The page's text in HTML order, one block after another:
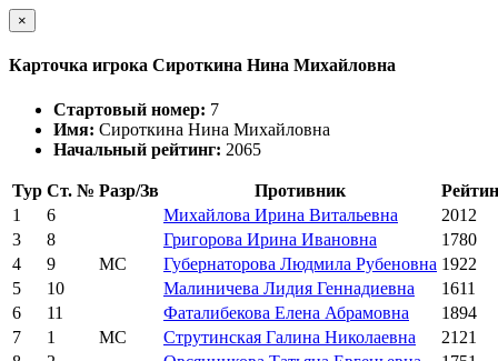
×
Карточка игрока Сироткина Нина Михайловна
Стартовый номер: 7
Имя: Сироткина Нина Михайловна
Начальный рейтинг: 2065
Тур Ст. № Разр/Зв Противник
1
6 Михайлова Ирина Витальевна
2012
3
8 Григорова Ирина Ивановна
1780
4
9 МС Губернаторова Людмила Рубеновна 1922
5
10 Малиничева Лидия Геннадиевна
1611
6
11 Фаталибекова Елена Абрамовна
1894
7
1 МС Струтинская Галина Николаевна
2121